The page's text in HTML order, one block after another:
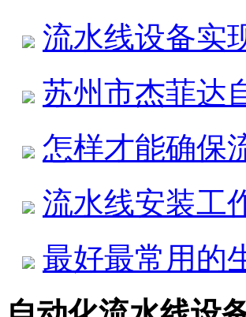
流水线设备实
苏州市杰菲达
怎样才能确保
流水线安装工
最好最常用的